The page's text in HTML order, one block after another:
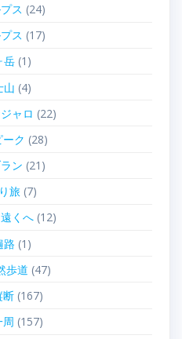
ス (24)
ス (17)
岳(1)
山 (4)
ャロ (22)
ーク (28)
ン (21)
旅(7)
くへ(12)
路 (1)
歩道 (47)
断(167)
周 (157)